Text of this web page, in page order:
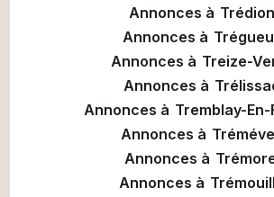
Annonces à Trédion
Annonces à
Annonces à Treize-
Annonces à
Annonces à Tremblay-
Annonces à
Annonces à
Annonces à